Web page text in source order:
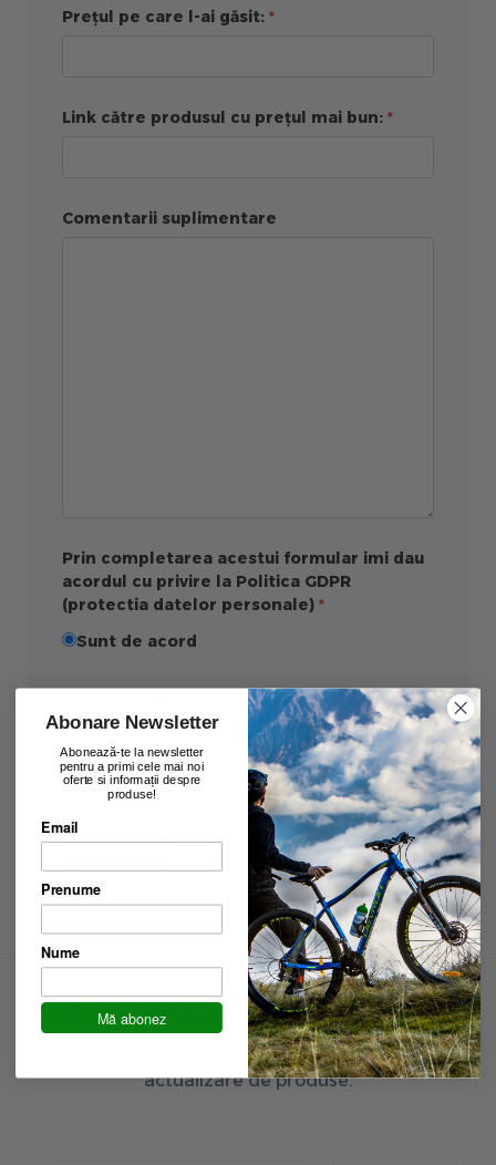
Prețul pe care l-ai găsit:
Link către produsul cu prețul mai bun:
Comentarii suplimentare
Prin completarea acestui formular imi dau
acordul cu privire la Politica GDPR
(protectia datelor personale)
Sunt de acord
Aboneaza-te la newsletter
Fii primul care afla ultimele oferte exclusive și ultima
actualizare de produse.
Abonare Newsletter
Abonează-te la newsletter
pentru a primi cele mai noi
oferte si informații despre
produse!
Email
Prenume
Nume
Mă abonez